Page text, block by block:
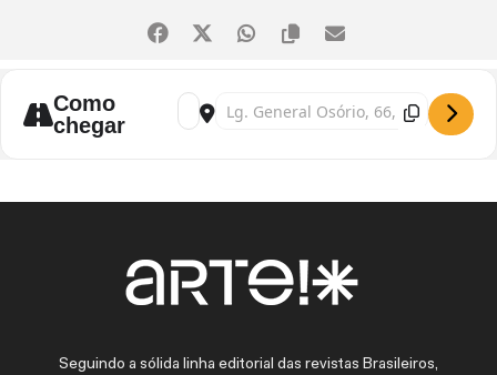
Como
chegar
Address - Exposição “Gravuras do acervo
Destination Address - Exposição
Seguindo a sólida linha editorial das revistas Brasileiros,